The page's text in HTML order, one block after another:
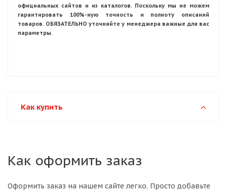
официальных сайтов и из каталогов. Поскольку мы не можем
гарантировать 100%-ную точность и полноту описаний
товаров. ОБЯЗАТЕЛЬНО уточняйте у менеджера важные для вас
параметры.
Как купить
Как оформить заказ
Оформить заказ на нашем сайте легко. Просто добавьте